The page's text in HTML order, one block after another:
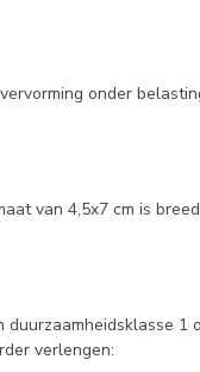
onder
van 4,5x7 cm is
1
verlengen: